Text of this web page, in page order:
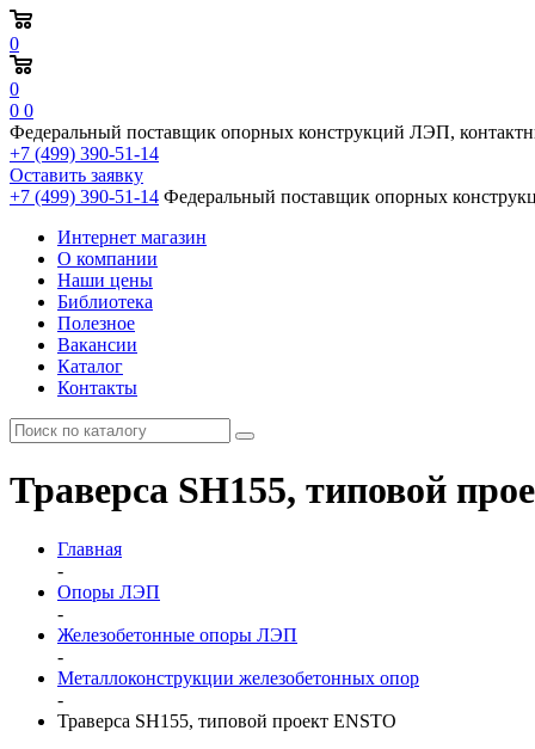
0
0
0 0
Федеральный поставщик опорных конструкций ЛЭП,
+7 (499) 390-51-14
Оставить заявку
+7 (499) 390-51-14 Федеральный поставщик опорных
Интернет магазин
О компании
Наши цены
Библиотека
Полезное
Вакансии
Каталог
Контакты
Траверса SH155, типовой
Главная
-
Опоры ЛЭП
-
Железобетонные опоры ЛЭП
-
Металлоконструкции железобетонных опор
-
Траверса SH155, типовой проект ENSTO